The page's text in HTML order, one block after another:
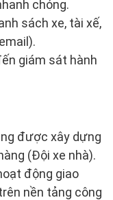
chóng.
sách xe, tài xế,
giám sát hành
được xây dựng
(Đội xe nhà).
động giao
nền tảng công